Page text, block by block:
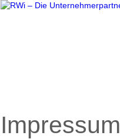
Impressum